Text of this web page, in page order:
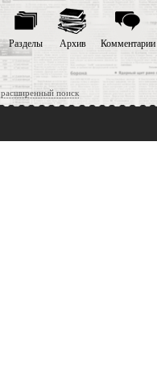
расширенный поиск
Разделы Архив Комментарии